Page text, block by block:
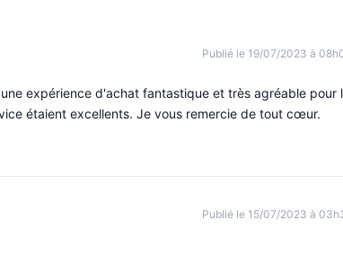
Publié le 19/07/2023 à
expérience d'achat fantastique et très agréable pour
étaient excellents. Je vous remercie de tout cœur.
Publié le 15/07/2023 à